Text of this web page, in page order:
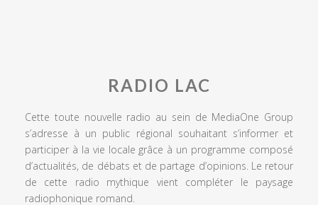
RADIO LAC
Cette toute nouvelle radio au sein de MediaOne Group
s’adresse à un public régional souhaitant s’informer et
participer à la vie locale grâce à un programme composé
d’actualités, de débats et de partage d’opinions. Le retour
de cette radio mythique vient compléter le paysage
radiophonique romand.